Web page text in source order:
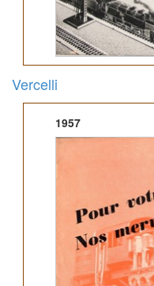
Vercelli
1957